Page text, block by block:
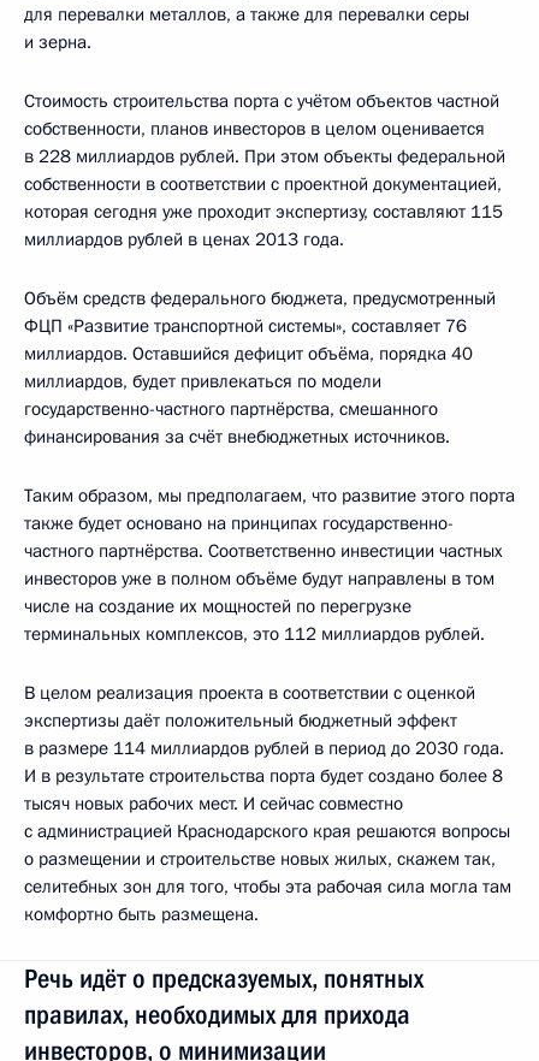
для перевалки металлов, а также для перевалки серы
и зерна.
Стоимость строительства порта с учётом объектов частной
собственности, планов инвесторов в целом оценивается
в 228 миллиардов рублей. При этом объекты федеральной
собственности в соответствии с проектной документацией,
которая сегодня уже проходит экспертизу, составляют 115
миллиардов рублей в ценах 2013 года.
Объём средств федерального бюджета, предусмотренный
ФЦП «Развитие транспортной системы», составляет 76
миллиардов. Оставшийся дефицит объёма, порядка 40
миллиардов, будет привлекаться по модели
государственно-частного партнёрства, смешанного
финансирования за счёт внебюджетных источников.
Таким образом, мы предполагаем, что развитие этого порта
также будет основано на принципах государственно-
частного партнёрства. Соответственно инвестиции частных
инвесторов уже в полном объёме будут направлены в том
числе на создание их мощностей по перегрузке
терминальных комплексов, это 112 миллиардов рублей.
В целом реализация проекта в соответствии с оценкой
экспертизы даёт положительный бюджетный эффект
в размере 114 миллиардов рублей в период до 2030 года.
И в результате строительства порта будет создано более 8
тысяч новых рабочих мест. И сейчас совместно
с администрацией Краснодарского края решаются вопросы
о размещении и строительстве новых жилых, скажем так,
селитебных зон для того, чтобы эта рабочая сила могла там
комфортно быть размещена.
Речь идёт о предсказуемых, понятных
правилах, необходимых для прихода
инвесторов, о минимизации